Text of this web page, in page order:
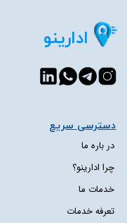
ادارینو
در باره ما
چرا ادارینو؟
خدمات ما
تعرفه خدمات
دسترسی سریع​​​​​​​